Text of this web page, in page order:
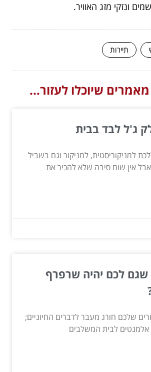
ונזקי מזג האוויר.
תיירות
שיוכלו לעזור...
ג'ל לבד בבית
למניקוריסטית, למניקור וגם בשביל
אין שום סיבה שלא להכיר את
לכם יהיה שרפרף
שלכם חורג מעבר לדברים החיוניים;
לבית המשלבים